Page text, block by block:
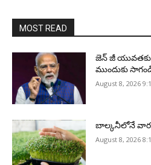
MOST READ
జెన్‌ జీ యువతకు
ముందుకు
August 8, 2026
బాల్కనీలోనే వారం
August 8, 2026